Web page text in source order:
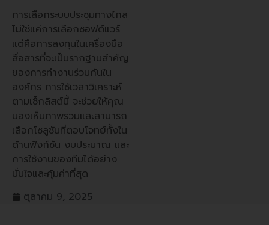
การเลือกระบบประชุมทางไกล
ไม่ใช่แค่การเลือกซอฟต์แวร์
แต่คือการลงทุนในเครื่องมือ
สื่อสารที่จะเป็นรากฐานสำคัญ
ของการทำงานร่วมกันใน
องค์กร การใช้เวลาวิเคราะห์
ตามเช็กลิสต์นี้ จะช่วยให้คุณ
มองเห็นภาพรวมและสามารถ
เลือกโซลูชันที่ตอบโจทย์ทั้งใน
ด้านฟังก์ชัน งบประมาณ และ
การใช้งานของทีมได้อย่าง
มั่นใจและคุ้มค่าที่สุด
ตุลาคม 9, 2025